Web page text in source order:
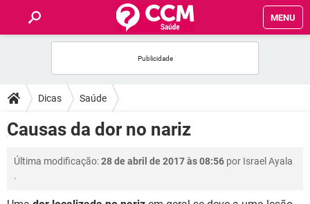
MENU
FÓRUM
SAÚDE
FAMÍLIA
Dicas Saúde
Causas da dor no nariz
Última modificação:28 de abril de 2017 às 08:56 por Israel Ayala
.